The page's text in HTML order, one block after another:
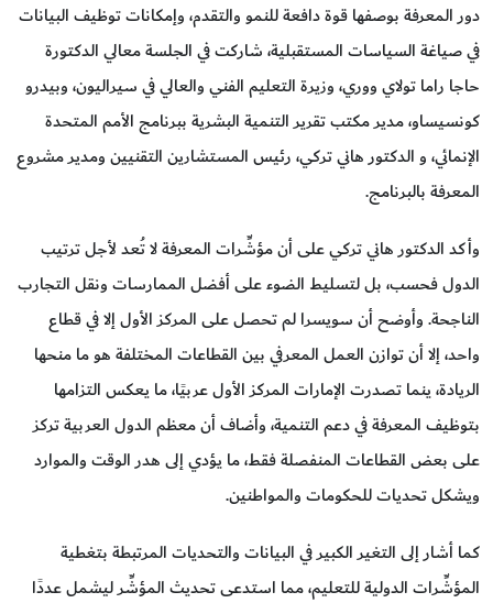
دور المعرفة بوصفها قوة دافعة للنمو والتقدم، وإمكانات توظيف البيانات
في صياغة السياسات المستقبلية، شاركت في الجلسة معالي الدكتورة
حاجا راما تولاي ووري، وزيرة التعليم الفني والعالي في سيراليون، وبيدرو
كونسيساو، مدير مكتب تقرير التنمية البشرية ببرنامج الأمم المتحدة
الإنمائي، و الدكتور هاني تركي، رئيس المستشارين التقنيين ومدير مشروع
المعرفة بالبرنامج.
وأكد الدكتور هاني تركي على أن مؤشِّرات المعرفة لا تُعد لأجل ترتيب
الدول فحسب، بل لتسليط الضوء على أفضل الممارسات ونقل التجارب
الناجحة. وأوضح أن سويسرا لم تحصل على المركز الأول إلا في قطاع
واحد، إلا أن توازن العمل المعرفي بين القطاعات المختلفة هو ما منحها
الريادة، ينما تصدرت الإمارات المركز الأول عربيًا، ما يعكس التزامها
بتوظيف المعرفة في دعم التنمية، وأضاف أن معظم الدول العربية تركز
على بعض القطاعات المنفصلة فقط، ما يؤدي إلى هدر الوقت والموارد
ويشكل تحديات للحكومات والمواطنين.
كما أشار إلى التغير الكبير في البيانات والتحديات المرتبطة بتغطية
المؤشِّرات الدولية للتعليم، مما استدعى تحديث المؤشِّر ليشمل عددًا